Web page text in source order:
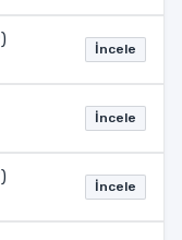
) İncele
İncele
) İncele